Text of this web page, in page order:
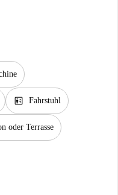
elevator Fahrstuhl
oder Terrasse